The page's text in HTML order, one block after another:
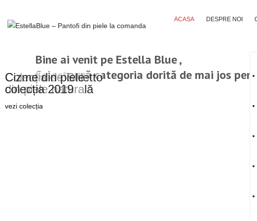
ACASA DESPRE NOI
Bine ai venit pe Estella Blue,
Selectează categoria dorită de mai jos
Colecția de Stiletto
din piele naturală
vezi colecția
Cizme din piele
colecția 2019
vezi colecția